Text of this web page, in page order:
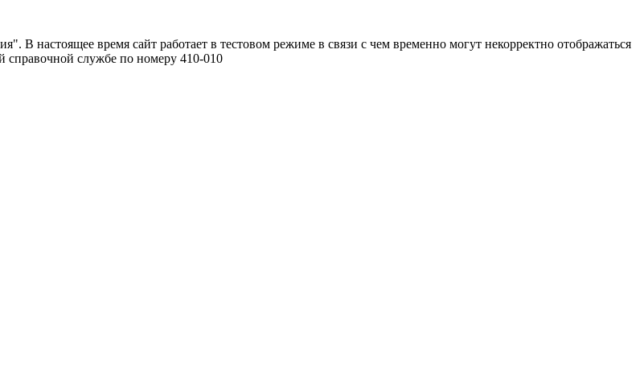
В настоящее время сайт работает в тестовом режиме в связи с чем временно могут некорректно отображаться
службе по номеру 410-010